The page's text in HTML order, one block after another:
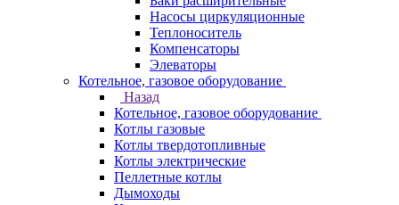
Насосы циркуляционные
Теплоноситель
Компенсаторы
Элеваторы
Котельное, газовое оборудование
Назад
Котельное, газовое оборудование
Котлы газовые
Котлы твердотопливные
Котлы электрические
Пеллетные котлы
Дымоходы